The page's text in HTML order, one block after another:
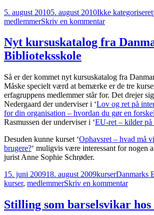
Udgivet
i
5. august 20105. august 2010Kategorier
Ikke kategoriseret
medlemmerSkriv en kommentartil
søger
bibliotekar
Nyt kursuskatalog fra
Biblioteksskole
Så er der kommet nyt kursuskatalog fra
Måske specielt værd at bemærke er de tre
erfagruppens medlemmer står for. Det drejer
Nedergaard der underviser i ‘Lov og ret på
for din organisation – hvordan du gør en forskel
Rasmussen der underviser i ‘EU-ret – kilder på
Desuden kunne kurset ‘Ophavsret – hvad må
brugere?‘ muligvis være interessant for nogen
jurist Anne Sophie Schrøder.
Udgivet
i
15. juni 200918. august 2009Kategorier
kurserTags
Danmarks
kurser, medlemmerSkriv en kommentartil
fra
Stilling som barselsvikar